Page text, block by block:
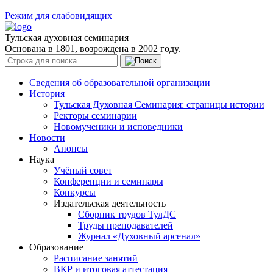
Режим для слабовидящих
Тульская духовная семинария
Основана в 1801, возрождена в 2002 году.
Сведения об образовательной организации
История
Тульская Духовная Семинария: страницы истории
Ректоры семинарии
Новомученики и исповедники
Новости
Анонсы
Наука
Учёный совет
Конференции и семинары
Конкурсы
Издательская деятельность
Сборник трудов ТулДС
Труды преподавателей
Журнал «Духовный арсенал»
Образование
Расписание занятий
ВКР и итоговая аттестация